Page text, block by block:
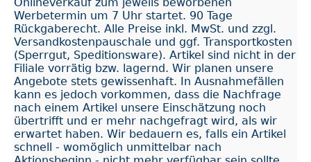
Werbetermin um 7 Uhr startet. 90 Tage
Rückgaberecht. Alle Preise inkl. MwSt. und zzgl.
Versandkostenpauschale und ggf. Transportkosten
(Sperrgut, Speditionsware). Artikel sind nicht in der
Filiale vorrätig bzw. lagernd. Wir planen unsere
Angebote stets gewissenhaft. In Ausnahmefällen
kann es jedoch vorkommen, dass die Nachfrage
nach einem Artikel unsere Einschätzung noch
übertrifft und er mehr nachgefragt wird, als wir
erwartet haben. Wir bedauern es, falls ein Artikel
schnell - womöglich unmittelbar nach